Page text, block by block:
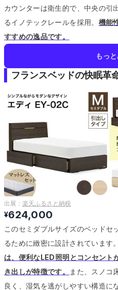
カウンターは衛生的で、中央の引
るイノテックレールを採用。 機能
すすめの逸品です。
もっ
フランスベッドの快眠革
出展： 楽天ふるさと納税
¥624,000
このセミダブルサイズのベッドセ
るために緻密に設計されています。
は、便利なLED照明とコンセント
き出しが特徴です。
また、スノコ
良く、湿気を逃がしやすい構造に